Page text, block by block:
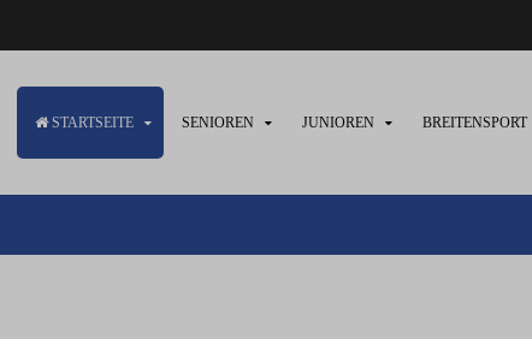
STARTSEITE SENIOREN JUNIOREN BREITENSPORT